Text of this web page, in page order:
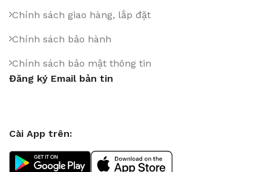
Chính sách giao hàng, lắp đặt
Chính sách bảo hành
Chính sách bảo mật thông tin
Đăng ký Email bản tin
Cài App trên: